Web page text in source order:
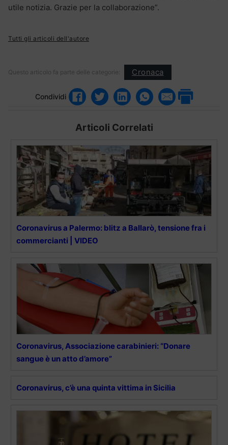
utile notizia. Grazie per la collaborazione”.
Tutti gli articoli dell'autore
Questo articolo fa parte delle categorie: Cronaca
Condividi
Articoli Correlati
Coronavirus a Palermo: blitz a Ballarò, tensione fra i
commercianti | VIDEO
Coronavirus, Associazione carabinieri: “Donare
sangue è un atto d’amore”
Coronavirus, c’è una quinta vittima in Sicilia